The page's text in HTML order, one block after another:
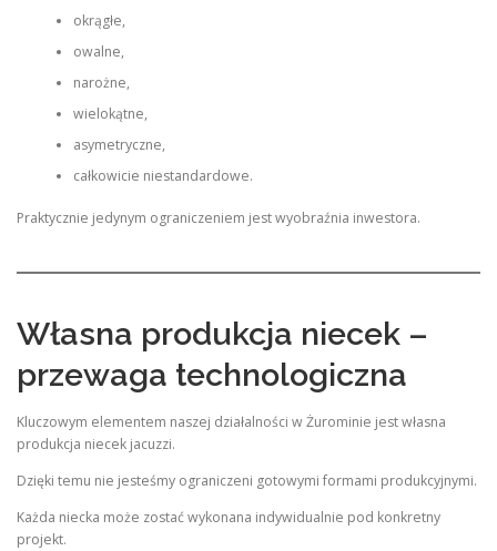
okrągłe,
owalne,
narożne,
wielokątne,
asymetryczne,
całkowicie niestandardowe.
Praktycznie jedynym ograniczeniem jest wyobraźnia inwestora.
Własna produkcja niecek –
przewaga technologiczna
Kluczowym elementem naszej działalności w Żurominie jest własna
produkcja niecek jacuzzi.
Dzięki temu nie jesteśmy ograniczeni gotowymi formami produkcyjnymi.
Każda niecka może zostać wykonana indywidualnie pod konkretny
projekt.